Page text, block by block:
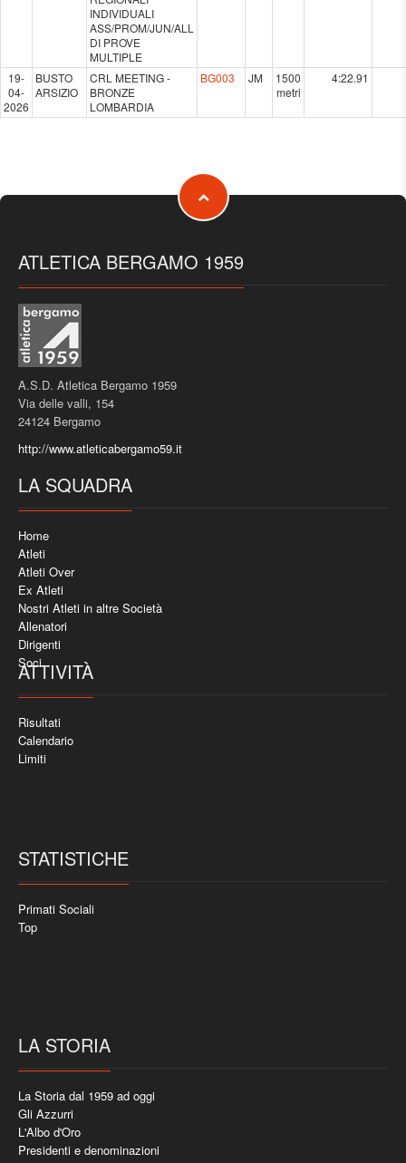
INDIVIDUALI
ASS/PROM/JUN/ALL
DI PROVE
MULTIPLE
19-
04-
2026
BUSTO
ARSIZIO
CRL MEETING -
BRONZE
LOMBARDIA
BG003 JM
1500
metri
4:22.91
ATLETICA BERGAMO 1959
A.S.D. Atletica Bergamo 1959
Via delle valli, 154
24124 Bergamo
http://www.atleticabergamo59.it
LA SQUADRA
Home
Atleti
Atleti Over
Ex Atleti
Nostri Atleti in altre Società
Allenatori
Dirigenti
Soci
ATTIVITÀ
Risultati
Calendario
Limiti
STATISTICHE
Primati Sociali
Top
LA STORIA
La Storia dal 1959 ad oggi
Gli Azzurri
L'Albo d'Oro
Presidenti e denominazioni